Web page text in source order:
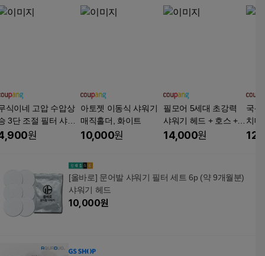
식이네 고압 수압상
3단 조절 필터 샤워
헤드+리필 필터 16
원
아토젯 이동식 샤워기
매직홀더, 화이트
10,000원
필모어 5세대 초강력
샤워기 헤드 + 호스 +
거치대 세트, 노블블랙,
14,000원
국산
치대
걸이
[올바로] 문어발 샤워기 필터 세트 6p (약 9개월분)
샤워기 헤드
10,000원